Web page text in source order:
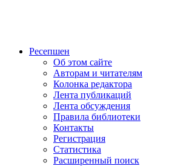
Ресепшен
Об этом сайте
Авторам и читателям
Колонка редактора
Лента публикаций
Лента обсуждения
Правила библиотеки
Контакты
Регистрация
Статистика
Расширенный поиск